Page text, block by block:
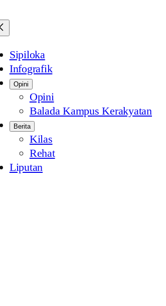
Sipiloka
Infografik
Opini
Opini
Balada Kampus Kerakyatan
Berita
Kilas
Rehat
Liputan